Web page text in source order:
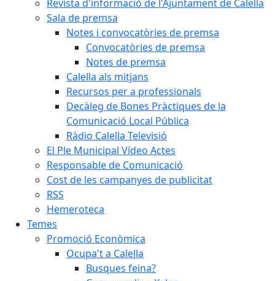
Revista d'informació de l'Ajuntament de Calella
Sala de premsa
Notes i convocatòries de premsa
Convocatòries de premsa
Notes de premsa
Calella als mitjans
Recursos per a professionals
Decàleg de Bones Pràctiques de la
Comunicació Local Pública
Ràdio Calella Televisió
El Ple Municipal Vídeo Actes
Responsable de Comunicació
Cost de les campanyes de publicitat
RSS
Hemeroteca
Temes
Promoció Econòmica
Ocupa't a Calella
Busques feina?